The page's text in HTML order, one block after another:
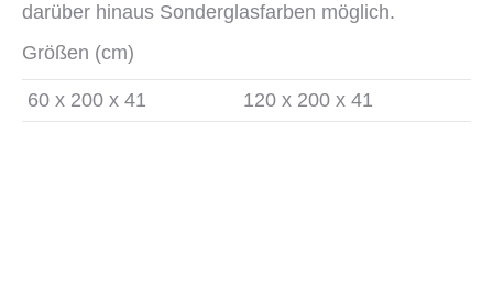
darüber hinaus Sonderglasfarben möglich.
Größen (cm)
60 x 200 x 41 120 x 200 x 41